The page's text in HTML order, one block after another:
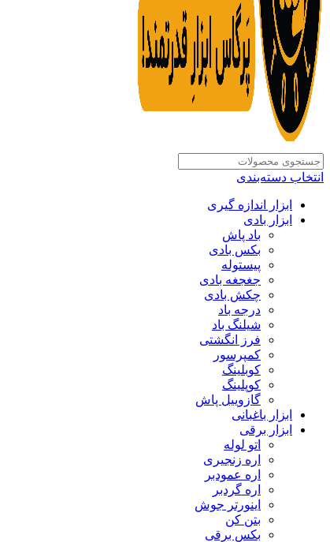
انتخاب دسته‌بندی
ابزار اندازه گیری
ابزار بادی
باد پاش
بکس بادی
پیستوله
جغجغه بادی
چکش بادی
درجه باد
شیلنگ باد
فرز انگشتی
کمپرسور
کوبلینگ
کوپلینگ
گازوییل پاش
ابزار باغبانی
ابزار برقی
اتو لوله
اره زنجیری
اره عمودبر
اره گردبر
اینورتر جوش
بتن کن
بکس برقی